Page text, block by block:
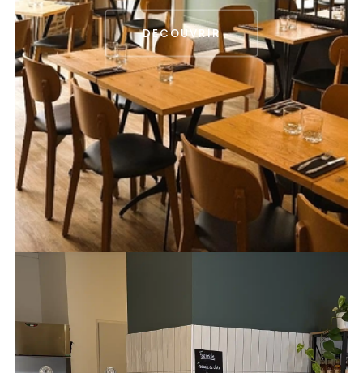
DECOUVRIR